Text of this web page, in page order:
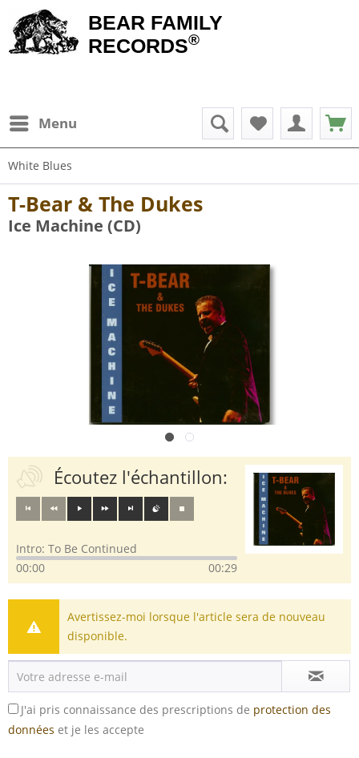
BEAR FAMILY
RECORDS®
Menu
White Blues
T-Bear & The Dukes
Ice Machine (CD)
Écoutez l'échantillon:
Intro: To Be Continued
00:00
00:29
Avertissez-moi lorsque l'article sera de nouveau
disponible.
J'ai pris connaissance des prescriptions de protection des
données et je les accepte